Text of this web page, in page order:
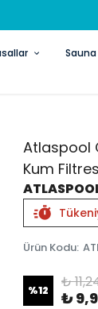
Atlaspool
Kum
Ürün Kodu:
%12 ₺
₺